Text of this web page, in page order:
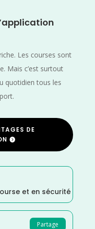
Les courses sont
Mais c’est surtout
quotidien tous les
DE
et en sécurité
Partage